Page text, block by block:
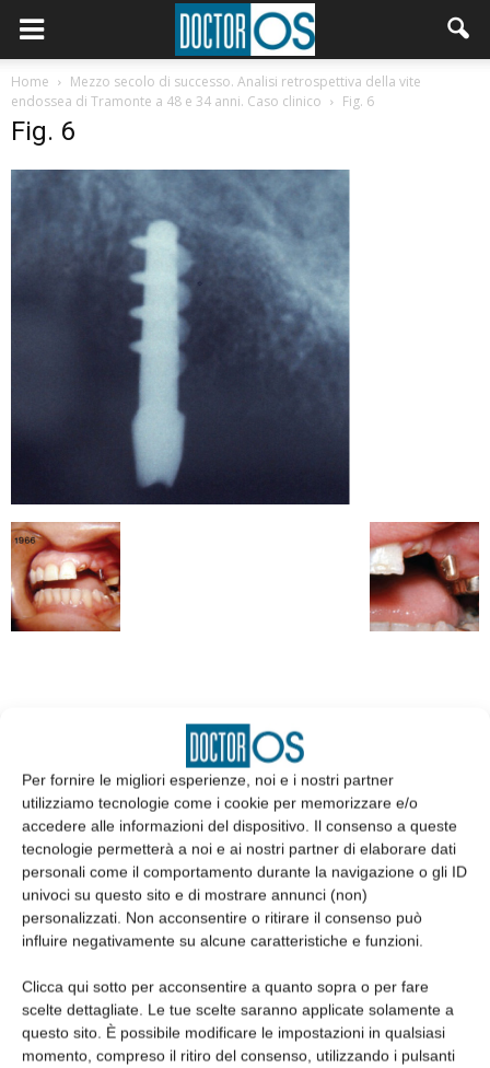
Per fornire le migliori esperienze, noi e i nostri partner
utilizziamo tecnologie come i cookie per memorizzare e/o
accedere alle informazioni del dispositivo. Il consenso a queste
tecnologie permetterà a noi e ai nostri partner di elaborare dati
personali come il comportamento durante la navigazione o gli ID
univoci su questo sito e di mostrare annunci (non)
personalizzati. Non acconsentire o ritirare il consenso può
influire negativamente su alcune caratteristiche e funzioni.
Clicca qui sotto per acconsentire a quanto sopra o per fare
scelte dettagliate. Le tue scelte saranno applicate solamente a
questo sito. È possibile modificare le impostazioni in qualsiasi
momento, compreso il ritiro del consenso, utilizzando i pulsanti
Home
Mezzo secolo di successo. Analisi retrospettiva della vite
endossea di Tramonte a 48 e 34 anni. Caso clinico
Fig. 6
Fig. 6
Edicola web